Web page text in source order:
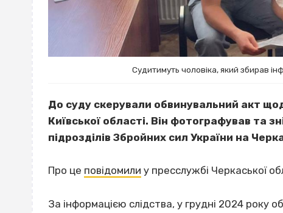
Судитимуть чоловіка, який збирав
До суду скерували обвинувальний акт
Київської області. Він фотографував та
підрозділів Збройних сил України на
Про це повідомили у пресслужбі Черкаської
За інформацією слідства, у грудні 2024 року